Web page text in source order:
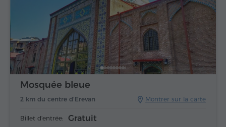
Montrer sur la carte
2 km du centre d'Erevan
Mosquée bleue
Billet d'entrée: Gratuit